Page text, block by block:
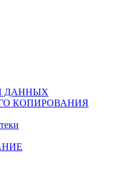
ДАННЫХ
КОПИРОВАНИЯ